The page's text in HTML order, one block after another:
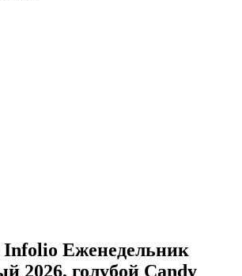
Infolio Еженедельник
2026, голубой Candy